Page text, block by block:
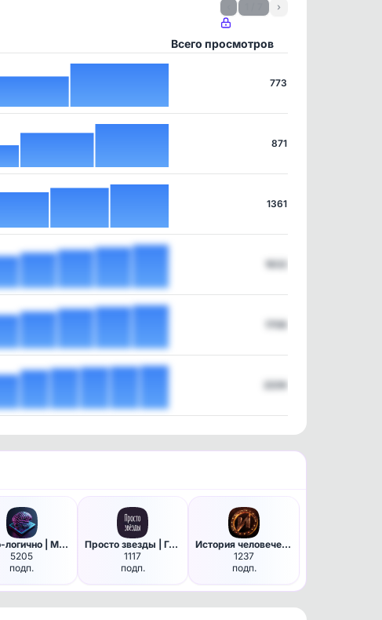
›
Всего просмотров
773
871
1361
1632
1708
2239
Техно-логично | MAX
5205
подп.
Просто звезды | Гороскоп
1117
подп.
История человечества
1237
подп.